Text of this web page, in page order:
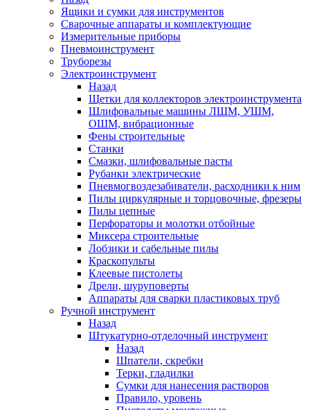
Ящики и сумки для инструментов
Сварочные аппараты и комплектующие
Измерительные приборы
Пневмоинструмент
Труборезы
Электроинструмент
Назад
Щетки для коллекторов электроинструмента
Шлифовальные машины ЛШМ, УШМ,
ОШМ, вибрационные
Фены строительные
Станки
Смазки, шлифовальные пасты
Рубанки электрические
Пневмогвоздезабиватели, расходники к ним
Пилы циркулярные и торцовочные, фрезеры
Пилы цепные
Перфораторы и молотки отбойные
Миксера строительные
Лобзики и сабельные пилы
Краскопульты
Клеевые пистолеты
Дрели, шуруповерты
Аппараты для сварки пластиковых труб
Ручной инструмент
Назад
Штукатурно-отделочный инструмент
Назад
Шпатели, скребки
Терки, гладилки
Сумки для нанесения растворов
Правило, уровень